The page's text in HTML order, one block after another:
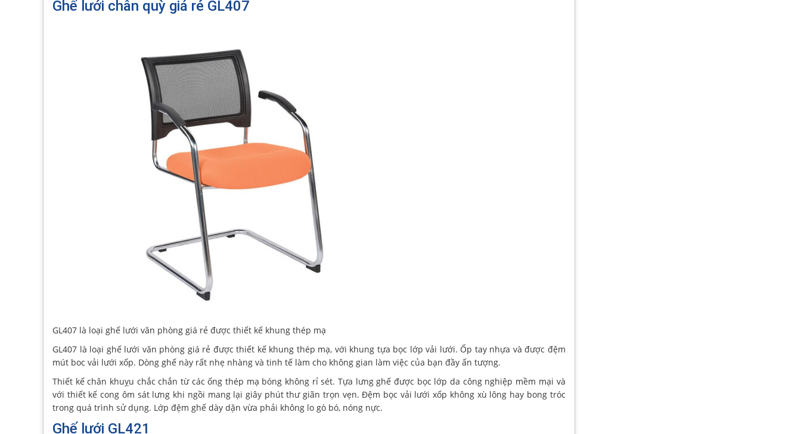
Ghế lưới chân quỳ giá rẻ GL407
GL407 là loại ghế lưới văn phòng giá rẻ được thiết kế khung thép mạ
GL407 là loại ghế lưới văn phòng giá rẻ được thiết kế khung thép mạ, với khung tựa bọc lớp vải lưới. Ốp tay nhựa và được đệm
mút boc vải lưới xốp. Dòng ghế này rất nhẹ nhàng và tinh tế làm cho không gian làm việc của bạn đầy ấn tượng.
Thiết kế chân khuỵu chắc chắn từ các ống thép mạ bóng không rỉ sét. Tựa lưng ghế được bọc lớp da công nghiệp mềm mại và
với thiết kế cong ôm sát lưng khi ngồi mang lại giây phút thư giãn trọn vẹn. Đệm bọc vải lưới xốp không xù lông hay bong tróc
trong quá trình sử dụng. Lớp đệm ghế dày dặn vừa phải không lo gò bó, nóng nực.
Ghế lưới GL421